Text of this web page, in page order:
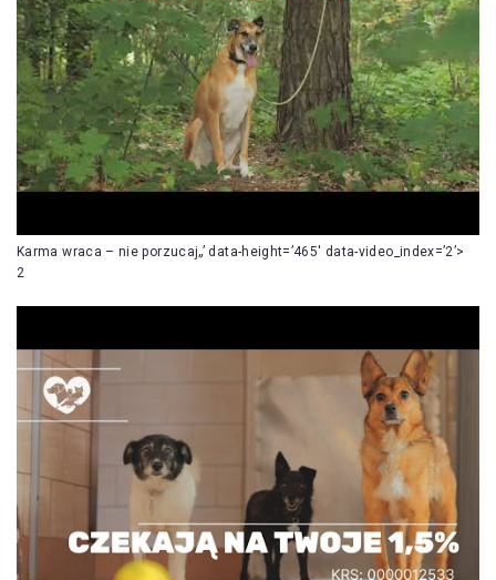
Karma wraca – nie porzucaj„’ data-height=’465′ data-video_index=’2’>
2